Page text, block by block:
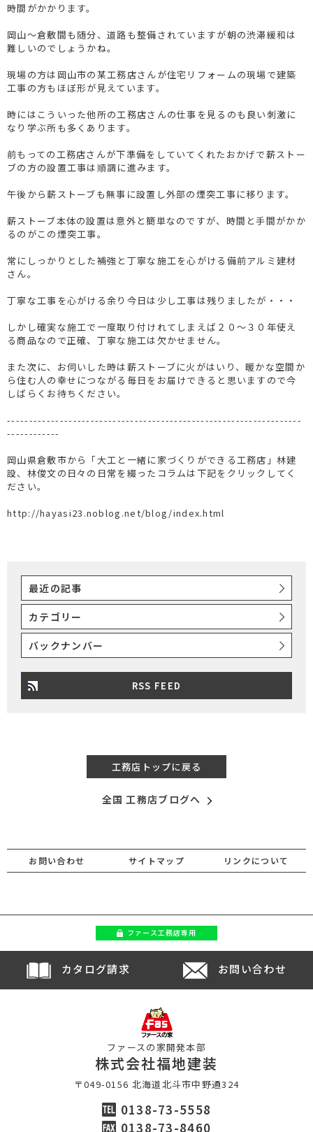
時間がかかります。
岡山～倉敷間も随分、道路も整備されていますが朝の渋滞緩和は
難しいのでしょうかね。
現場の方は岡山市の某工務店さんが住宅リフォームの現場で建築
工事の方もほぼ形が見えています。
時にはこういった他所の工務店さんの仕事を見るのも良い刺激に
なり学ぶ所も多くあります。
前もっての工務店さんが下準備をしていてくれたおかげで薪ストー
ブの方の設置工事は順調に進みます。
午後から薪ストーブも無事に設置し外部の煙突工事に移ります。
薪ストーブ本体の設置は意外と簡単なのですが、時間と手間がかか
るのがこの煙突工事。
常にしっかりとした補強と丁寧な施工を心がける備前アルミ建材
さん。
丁寧な工事を心がける余り今日は少し工事は残りましたが・・・
しかし確実な施工で一度取り付けれてしまえば２０～３０年使え
る商品なので正確、丁寧な施工は欠かせません。
また次に、お伺いした時は薪ストーブに火がはいり、暖かな空間か
ら住む人の幸せにつながる毎日をお届けできると思いますので今
しばらくお待ちください。
-------------------------------------------------------------------
------------
岡山県倉敷市から「大工と一緒に家づくりができる工務店」林建
設、林俊文の日々の日常を綴ったコラムは下記をクリックしてく
ださい。
http://hayasi23.noblog.net/blog/index.html
最近の記事
カテゴリー
バックナンバー
RSS FEED
工務店トップに戻る
全国 工務店ブログへ
お問い合わせ サイトマップ リンクについて
ファース工務店専用
カタログ請求 お問い合わせ
ファースの家開発本部
株式会社福地建装
〒049-0156 北海道北斗市中野通324
0138-73-5558
0138-73-8460